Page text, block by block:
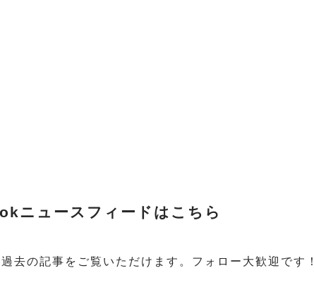
ニュースフィードはこちら
去の記事をご覧いただけます。フォロー大歓迎です！